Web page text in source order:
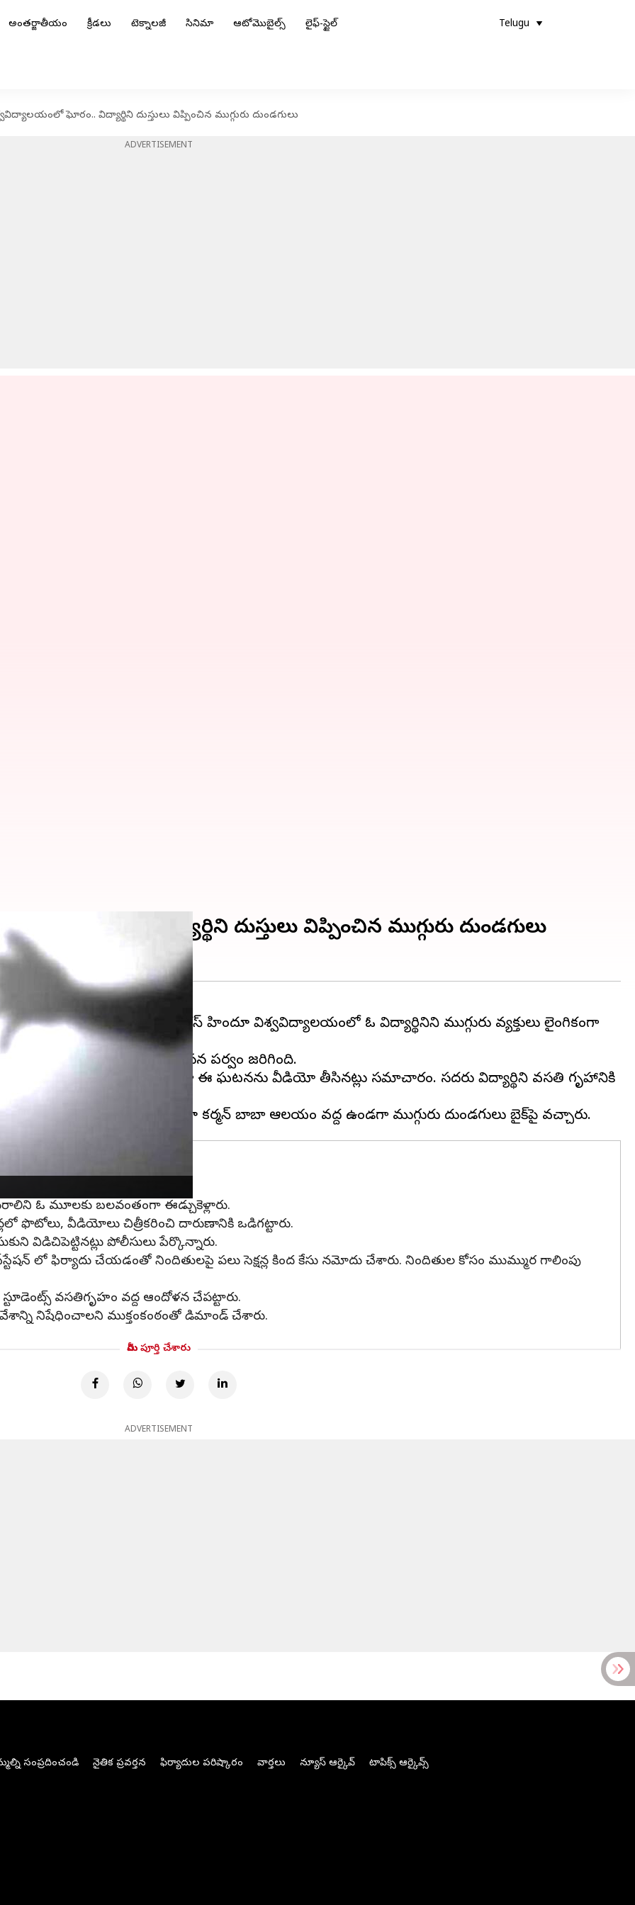
అంతర్జాతీయం క్రీడలు టెక్నాలజీ సినిమా ఆటోమొబైల్స్ లైఫ్-స్టైల్ Telugu
ఘోరం.. విద్యార్థిని దుస్తులు విప్పించిన ముగ్గురు దుండగులు
ADVERTISEMENT
ఘోరం.. విద్యార్థిని దుస్తులు విప్పించిన ముగ్గురు దుండగులు
చేసుకున్నాయి. ఈ మేరకు బనారస్‌ హిందూ విశ్వవిద్యాలయంలో ఓ విద్యార్థినిని ముగ్గురు వ్యక్తులు లైంగికంగా
విశ్వవిద్యాలయంలో దుశ్యాసన పర్వం జరిగింది.
లాగి లైంగికంగా వేధించారు. పైగా ఈ ఘటనను వీడియో తీసినట్లు సమాచారం. సదరు విద్యార్థిని వసతి గృహానికి
ఓ మూలకు బలవంతంగా ఈడ్చుకెళ్లారు.
ఫొటోలు, వీడియోలు చిత్రీకరించి దారుణానికి ఒడిగట్టారు.
విడిచిపెట్టినట్లు పోలీసులు పేర్కొన్నారు.
లో ఫిర్యాదు చేయడంతో నిందితులపై పలు సెక్షన్ల కింద కేసు నమోదు చేశారు. నిందితుల కోసం ముమ్ముర గాలింపు
వసతిగృహం వద్ద ఆందోళన చేపట్టారు.
నిషేధించాలని ముక్తంకంఠంతో డిమాండ్‌ చేశారు.
మీరు పూర్తి చేశారు
ADVERTISEMENT
సంప్రదించండి నైతిక ప్రవర్తన ఫిర్యాదుల పరిష్కారం వార్తలు న్యూస్ ఆర్కైవ్ టాపిక్స్ ఆర్కైవ్స్